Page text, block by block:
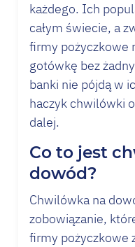
każdego. Ich
całym świecie, a
firmy pożyczkowe
gotówkę bez
banki nie pójdą w
haczyk chwilówki
dalej.
Co to jest
dowód?
Chwilówka na
zobowiązanie,
firmy pożyczkowe